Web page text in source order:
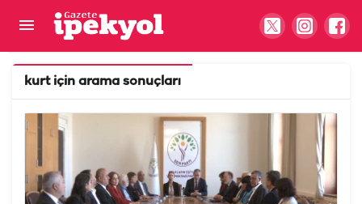
kurtiçin arama sonuçları